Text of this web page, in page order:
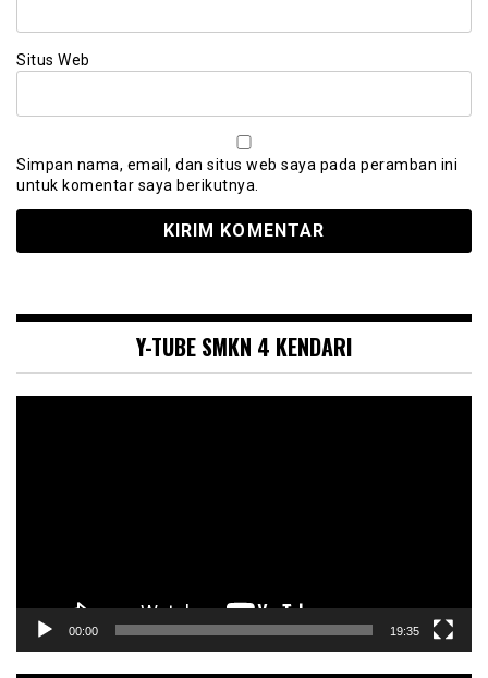
Situs Web
Simpan nama, email, dan situs web saya pada peramban ini
untuk komentar saya berikutnya.
Y-TUBE SMKN 4 KENDARI
00:00 19:35